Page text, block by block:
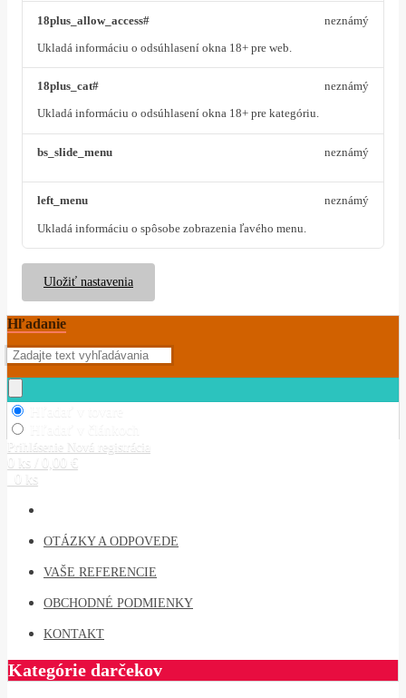
18plus_allow_access#
Ukladá informáciu o odsúhlasení okna 18+ pre web.
neznámý
18plus_cat#
Ukladá informáciu o odsúhlasení okna 18+ pre kategóriu.
neznámý
bs_slide_menu neznámý
left_menu
Ukladá informáciu o spôsobe zobrazenia ľavého menu.
neznámý
Uložiť nastavenia
Hľadanie
Prihlásenie Nová registrácia
0 ks / 0,00 €
0 ks
OTÁZKY A ODPOVEDE
VAŠE REFERENCIE
OBCHODNÉ PODMIENKY
KONTAKT
Kategórie darčekov